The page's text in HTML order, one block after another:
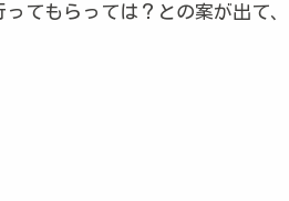
てもらっては？との案が出て、